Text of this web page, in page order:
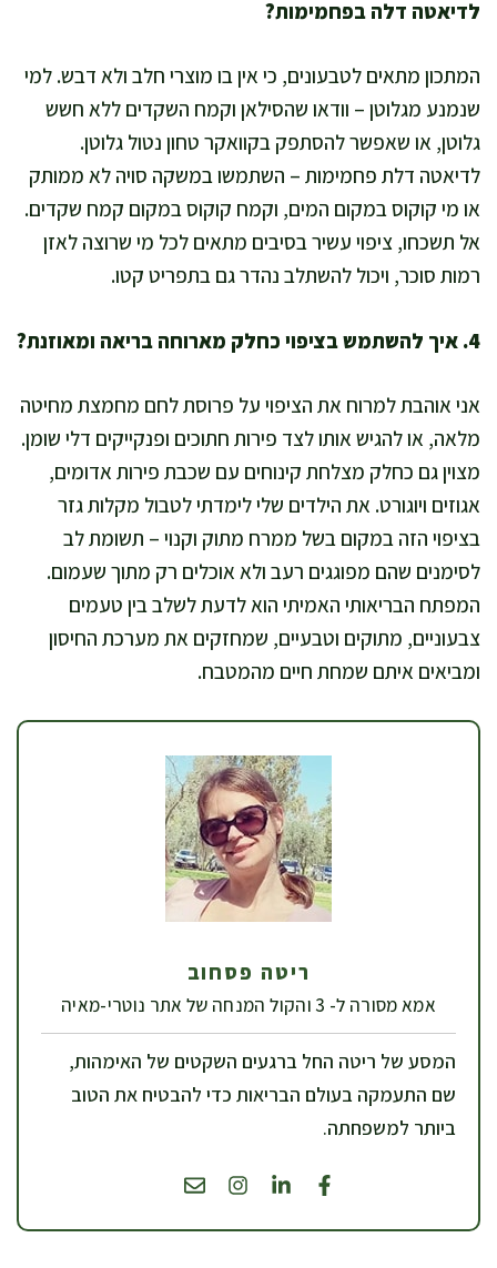
לדיאטה דלה בפחמימות?
המתכון מתאים לטבעונים, כי אין בו מוצרי חלב ולא דבש. למי
שנמנע מגלוטן – וודאו שהסילאן וקמח השקדים ללא חשש
גלוטן, או שאפשר להסתפק בקוואקר טחון נטול גלוטן.
לדיאטה דלת פחמימות – השתמשו במשקה סויה לא ממותק
או מי קוקוס במקום המים, וקמח קוקוס במקום קמח שקדים.
אל תשכחו, ציפוי עשיר בסיבים מתאים לכל מי שרוצה לאזן
רמות סוכר, ויכול להשתלב נהדר גם בתפריט קטו.
4. איך להשתמש בציפוי כחלק מארוחה בריאה ומאוזנת?
אני אוהבת למרוח את הציפוי על פרוסת לחם מחמצת מחיטה
מלאה, או להגיש אותו לצד פירות חתוכים ופנקייקים דלי שומן.
מצוין גם כחלק מצלחת קינוחים עם שכבת פירות אדומים,
אגוזים ויוגורט. את הילדים שלי לימדתי לטבול מקלות גזר
בציפוי הזה במקום בשל ממרח מתוק וקנוי – תשומת לב
לסימנים שהם מפוגגים רעב ולא אוכלים רק מתוך שעמום.
המפתח הבריאותי האמיתי הוא לדעת לשלב בין טעמים
צבעוניים, מתוקים וטבעיים, שמחזקים את מערכת החיסון
ומביאים איתם שמחת חיים מהמטבח.
ריטה פסחוב
אמא מסורה ל- 3 והקול המנחה של אתר נוטרי-מאיה
המסע של ריטה החל ברגעים השקטים של האימהות,
שם התעמקה בעולם הבריאות כדי להבטיח את הטוב
ביותר למשפחתה.